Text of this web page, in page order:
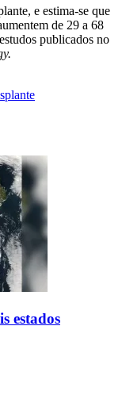
e estima-se que
de 29 a 68
publicados no
estados